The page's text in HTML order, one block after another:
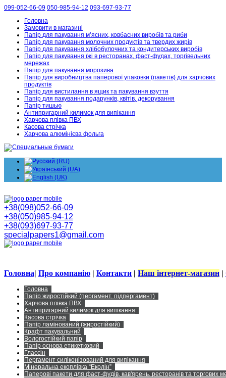
099-052-66-09 050-985-94-12 093-697-93-77
Головна
Замовити в магазині
Папір для пакування м’ясних, ковбасних виробів та риби
Папір для пакування молочних продуктів та твердих жирів
Папір для пакування хлібобулочних та кондитерських виробів
Папір для пакування їжі в ресторанах, фаст-фудах, торгівельних
мережах
Папір для пакування морозива
Папір для виробництва паперової упаковки (пакетів) для харчових
продуктів
Папір для вистилання в ящик та пакування взуття
Папір для пакування подарунків, квітів, декорування
Папір тишью
Антипригарний килимок для випікання
Харчова плівка ПВХ
Касова стрічка
Харчова алюмінієва фольга
+38(098)052-66-09
+38(050)985-94-12
+38(093)697-93-77
specialpapers1@gmail.com
Головна| Про компанію | Контакти | Наш інтернет-магазин |
Головна
Папір жиростійкий (пергамент, підпергамент)
Харчова плівка ПВХ
Антипригарний килимок для випікання
Касова стрічка
Папір ламінований (жиростійкий)
Крафт пакувальний
Вологостійкий папір
Папір основа етикетковий
Глассін
Пергамент силіконізований для випікання
Мінеральна екоплівка “Еколін”
Паперові пакети для фаст-фудів, кав'ярень, ресторанів та торгових